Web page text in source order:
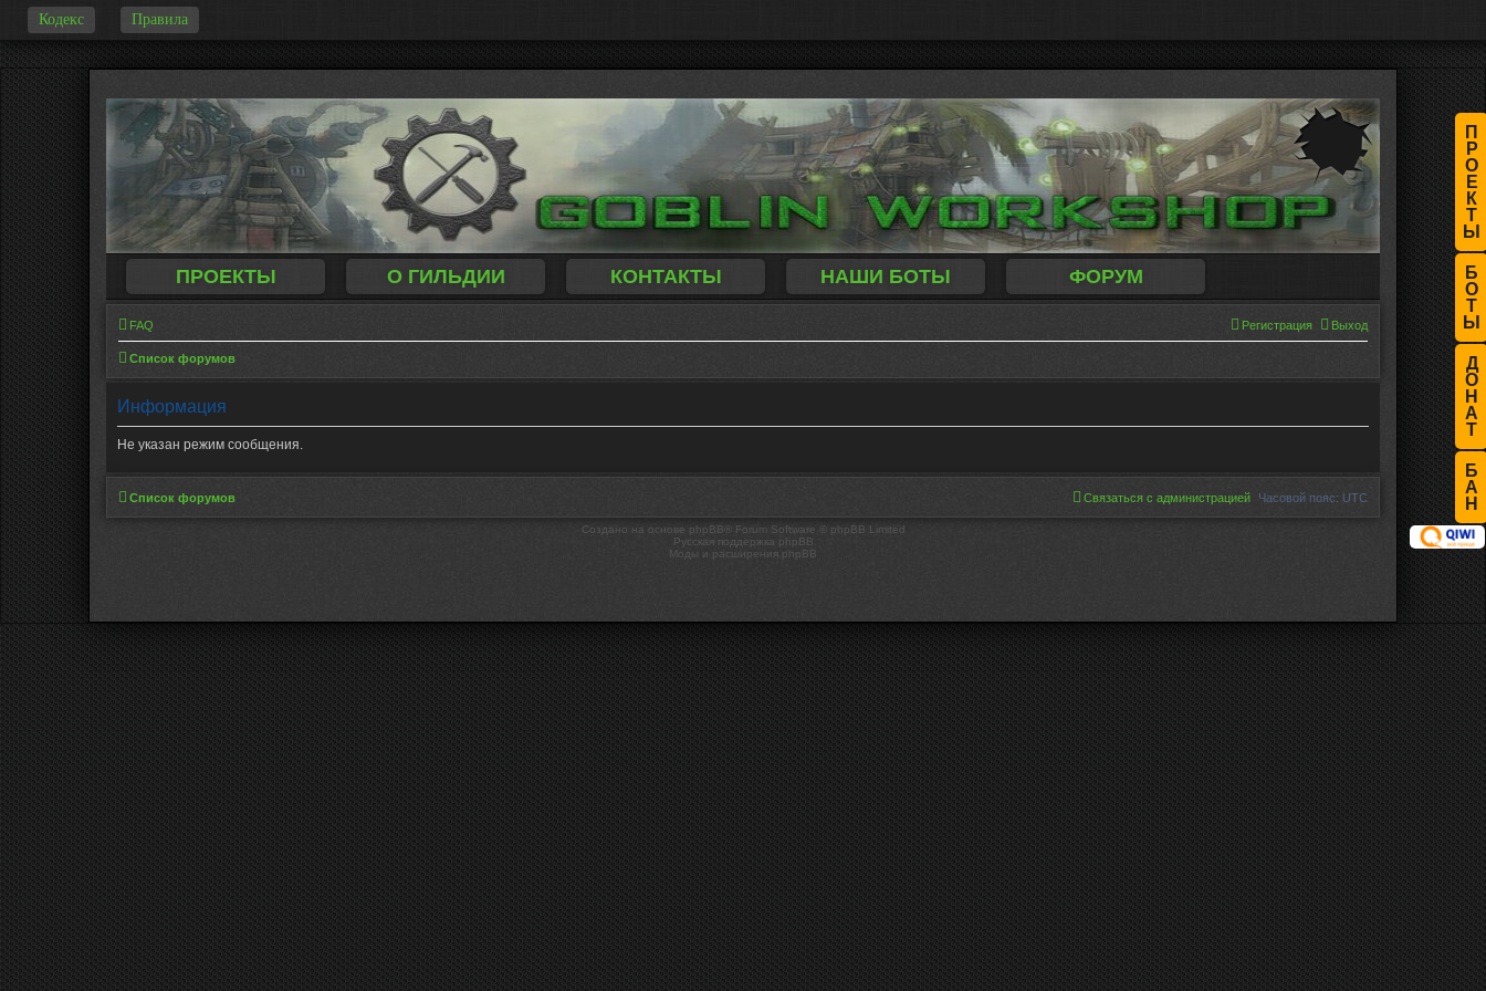
Кодекс Правила
П
Р
О
Е
К
Т
Ы
Б
О
Т
Ы
Д
О
Н
А
Т
Б
А
Н
ПРОЕКТЫ О ГИЛЬДИИ КОНТАКТЫ НАШИ БОТЫ ФОРУМ
FAQ Выход
Регистрация
Список форумов
Информация
Не указан режим сообщения.
Список форумов Часовой пояс: UTC
Связаться с администрацией
Создано на основе phpBB® Forum Software © phpBB Limited
Русская поддержка phpBB
Моды и расширения phpBB